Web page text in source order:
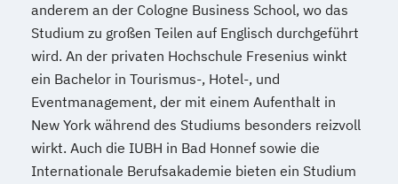
anderem an der Cologne Business School, wo das
Studium zu großen Teilen auf Englisch durchgeführt
wird. An der privaten Hochschule Fresenius winkt
ein Bachelor in Tourismus-, Hotel-, und
Eventmanagement, der mit einem Aufenthalt in
New York während des Studiums besonders reizvoll
wirkt. Auch die IUBH in Bad Honnef sowie die
Internationale Berufsakademie bieten ein Studium